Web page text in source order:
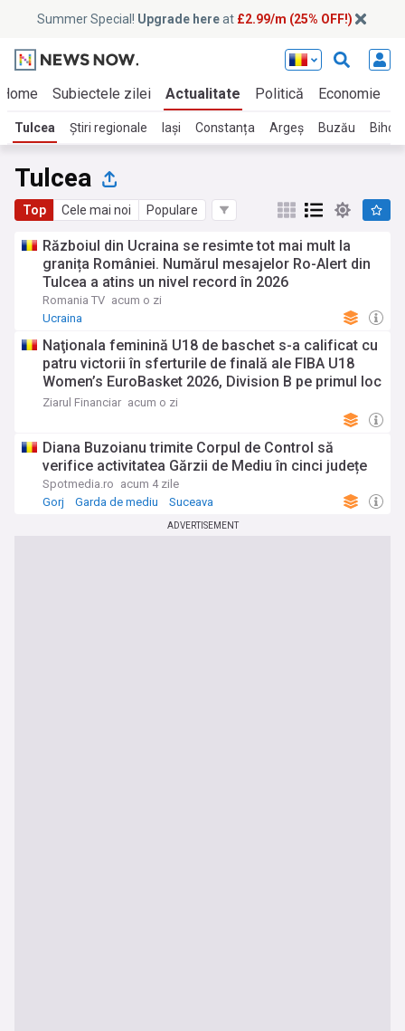
Summer Special! Upgrade hereat £2.99/m (25% OFF!)
Home Subiectele zilei Actualitate Politică Economie
Tulcea Știri regionale Iași Constanța Argeș Buzău Bihor
Tulcea
Top Cele mai noi Populare
Războiul din Ucraina se resimte tot mai mult la
granița României. Numărul mesajelor Ro-Alert din
Tulcea a atins un nivel record în 2026
Romania TV acum o zi
Ucraina
Naţionala feminină U18 de baschet s-a calificat cu
patru victorii în sferturile de finală ale FIBA U18
Women’s EuroBasket 2026, Division B pe primul loc
în Grupa A. Vineri joacă la Tulcea împotriva
Ziarul Financiar acum o zi
Diana Buzoianu trimite Corpul de Control să
verifice activitatea Gărzii de Mediu în cinci județe
Spotmedia.ro acum 4 zile
Gorj
Garda de mediu Suceava
ADVERTISEMENT